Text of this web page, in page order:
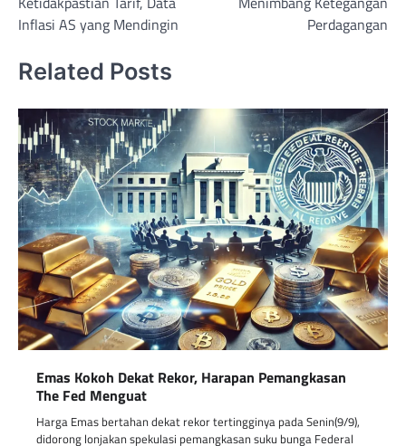
Inflasi AS yang Mendingin
Perdagangan
Related Posts
Emas Kokoh Dekat Rekor, Harapan Pemangkasan
The Fed Menguat
Harga Emas bertahan dekat rekor tertingginya pada Senin(9/9),
didorong lonjakan spekulasi pemangkasan suku bunga Federal